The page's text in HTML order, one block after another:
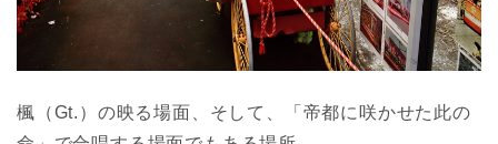
楓（Gt.）の映る場面、そして、「帝都に咲かせた此の